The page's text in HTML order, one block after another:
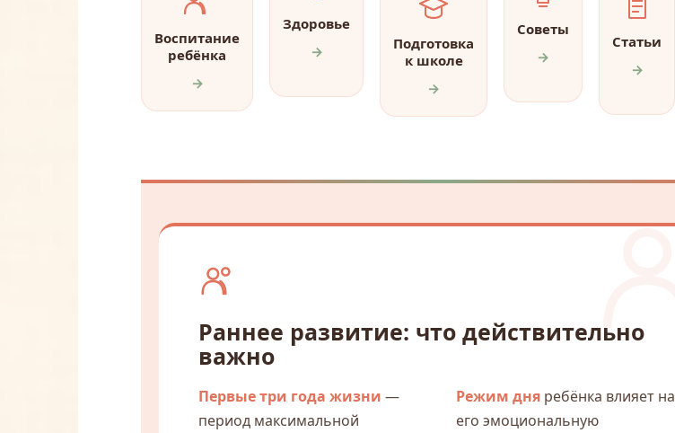
Воспитание
ребёнка
→
Здоровье
→
Подготовка
к школе
→
Советы
→
Статьи
→
Раннее развитие: что действительно
важно
Первые три года жизни —
период максимальной
Режим дня ребёнка влияет на
его эмоциональную